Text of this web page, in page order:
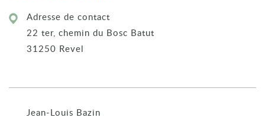
Adresse de contact
22 ter, chemin du Bosc Batut
31250 Revel
Jean-Louis Bazin